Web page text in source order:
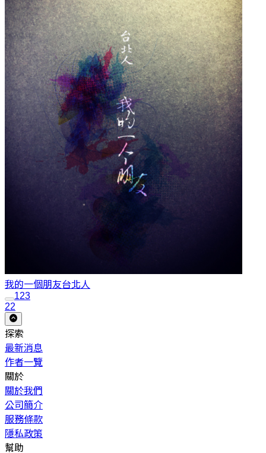
我的一個朋友台北人
123
22
探索
最新消息
作者一覽
關於
關於我們
公司簡介
服務條款
隱私政策
幫助